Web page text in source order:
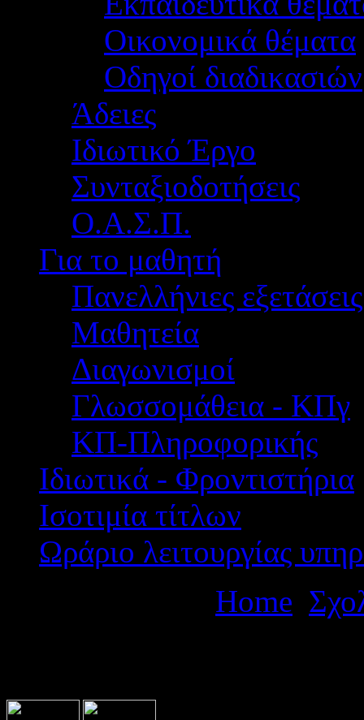
Οικονομικά θέματα
Οδηγοί διαδικασιών
Άδειες
Ιδιωτικό Έργο
Συνταξιοδοτήσεις
Ο.Α.Σ.Π.
Για το μαθητή
Πανελλήνιες εξετάσεις
Μαθητεία
Διαγωνισμοί
Γλωσσομάθεια - ΚΠγ
ΚΠ-Πληροφορικής
Ιδιωτικά - Φροντιστήρια
Ισοτιμία τίτλων
Ωράριο λειτουργίας
Home